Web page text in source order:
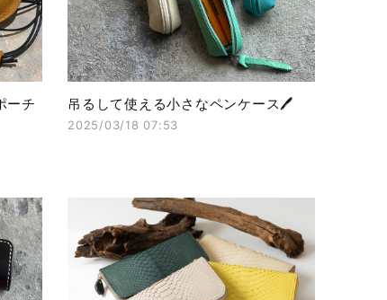
ーチ
吊るして使える小さなペンケース🖊️
2025/03/18 07:53